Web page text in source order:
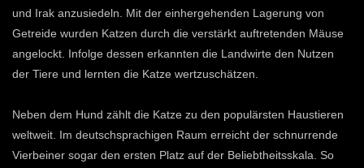
und Irak anzusiedeln. Mit der einhergehenden Lagerung von
Getreide wurden Katzen durch die verstärkt auftretenden Mäuse
angelockt. Infolge dessen erkannten die Landwirte den Nutzen
der Tiere und lernten die Katze wertzuschätzen.
Neben dem Hund zählt die Katze zu den populärsten Haustieren
weltweit. Im deutschsprachigen Raum erreicht der schnurrende
Vierbeiner sogar den ersten Platz auf der Beliebtheitsskala. So